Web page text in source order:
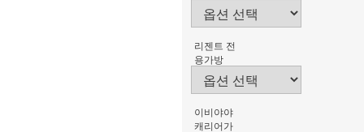
리젠트 전
용가방
이비야야
캐리어가